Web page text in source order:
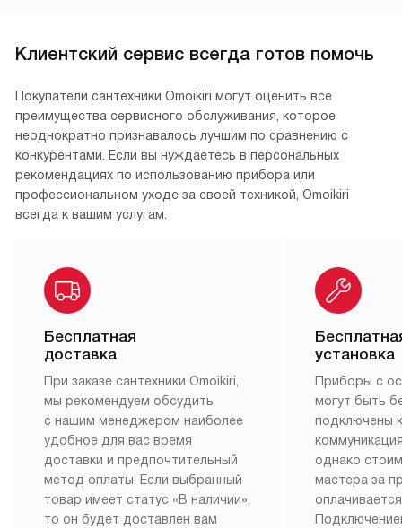
Клиентский сервис всегда готов помочь
Покупатели сантехники Omoikiri могут оценить все
преимущества сервисного обслуживания, которое
неоднократно признавалось лучшим по сравнению с
конкурентами. Если вы нуждаетесь в персональных
рекомендациях по использованию прибора или
профессиональном уходе за своей техникой, Omoikiri
всегда к вашим услугам.
Бесплатная
доставка
При заказе сантехники Omoikiri,
мы рекомендуем обсудить
с нашим менеджером наиболее
удобное для вас время
доставки и предпочтительный
метод оплаты. Если выбранный
товар имеет статус «В наличии»,
то он будет доставлен вам
установка
Приборы с
могут быть
подключены
однако
мастера за